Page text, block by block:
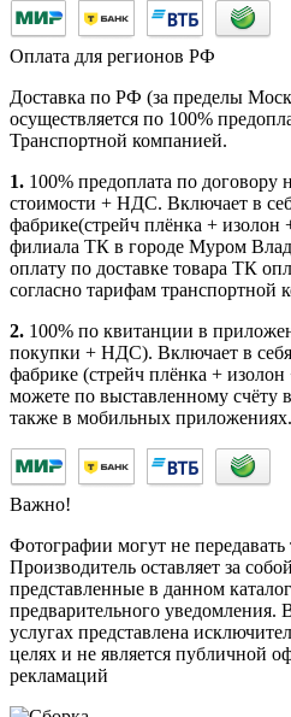
Оплата для регионов РФ
Доставка по РФ (за пределы
осуществляется по 100%
Транспортной компанией.
1. 100% предоплата по договору
стоимости + НДС. Включает в
фабрике(стрейч плёнка +
филиала ТК в городе Муром
оплату по доставке товара ТК
согласно тарифам транспортной
2. 100% по квитанции в
покупки + НДС). Включает в
фабрике (стрейч плёнка +
можете по выставленному счёту
также в мобильных приложениях.
Важно!
Фотографии могут не
Производитель оставляет за
представленные в данном
предварительного уведомления.
услугах представлена
целях и не является публичной
рекламаций